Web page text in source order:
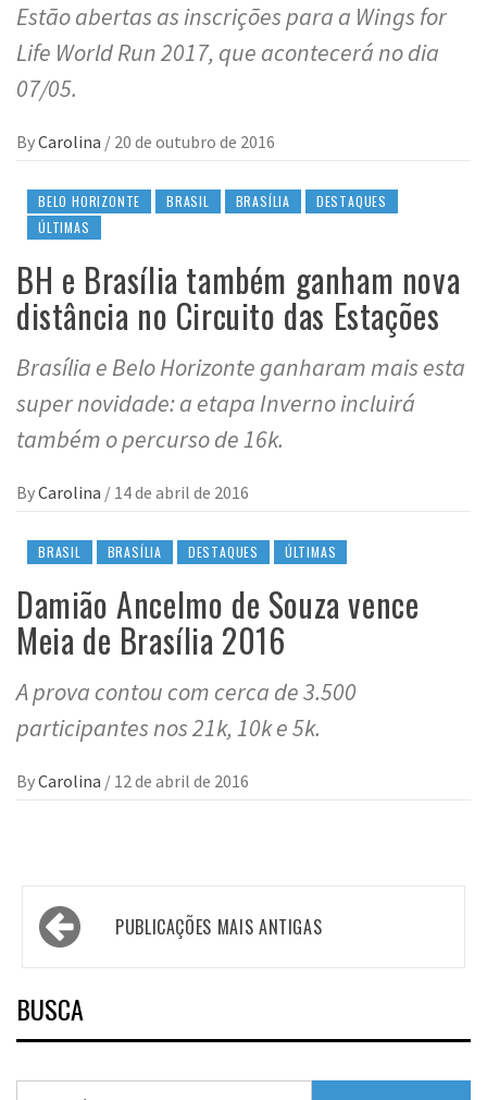
Estão abertas as inscrições para a Wings for
Life World Run 2017, que acontecerá no dia
07/05.
ByCarolina / 20 de outubro de 2016
BELO HORIZONTE BRASIL BRASÍLIA
DESTAQUES
ÚLTIMAS
BH e Brasília também ganham nova
distância no Circuito das Estações
Brasília e Belo Horizonte ganharam mais esta
super novidade: a etapa Inverno incluirá
também o percurso de 16k.
ByCarolina / 14 de abril de 2016
BRASIL BRASÍLIA DESTAQUES ÚLTIMAS
Damião Ancelmo de Souza vence
Meia de Brasília 2016
A prova contou com cerca de 3.500
participantes nos 21k, 10k e 5k.
ByCarolina / 12 de abril de 2016
Navegação
por
posts
PUBLICAÇÕES MAIS ANTIGAS
BUSCA